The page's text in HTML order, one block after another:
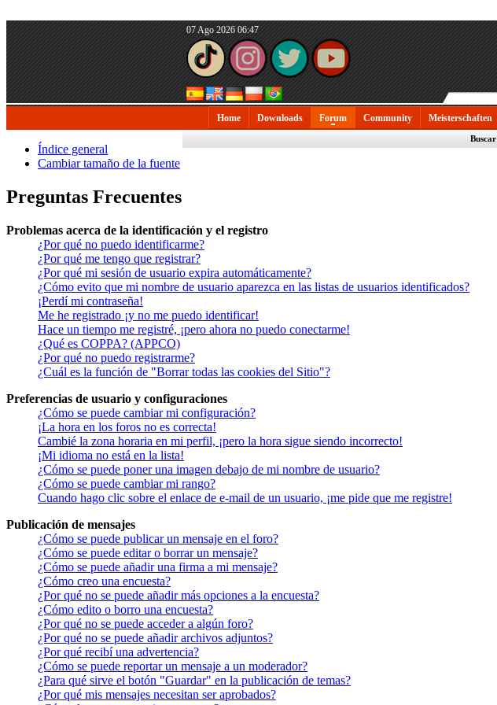
07 Ago 2026 06:47
Home Downloads Forum Community Meisterschaften
Buscar
Índice general
Cambiar tamaño de la fuente
Preguntas Frecuentes
Problemas acerca de la identificación y el registro
¿Por qué no puedo identificarme?
¿Por qué me tengo que registrar?
¿Por qué mi sesión de usuario expira automáticamente?
¿Cómo evito que mi nombre de usuario aparezca en las listas de usuarios identificados?
¡Perdí mi contraseña!
Me he registrado ¡y no me puedo identificar!
Hace un tiempo me registré, ¡pero ahora no puedo conectarme!
¿Qué es COPPA? (APPCO)
¿Por qué no puedo registrarme?
¿Cuál es la función de "Borrar todas las cookies del Sitio"?
Preferencias de usuario y configuraciones
¿Cómo se puede cambiar mi configuración?
¡La hora en los foros no es correcta!
Cambié la zona horaria en mi perfil, ¡pero la hora sigue siendo incorrecto!
¡Mi idioma no está en la lista!
¿Cómo se puede poner una imagen debajo de mi nombre de usuario?
¿Cómo se puede cambiar mi rango?
Cuando hago clic sobre el enlace de e-mail de un usuario, ¡me pide que me registre!
Publicación de mensajes
¿Cómo se puede publicar un mensaje en el foro?
¿Cómo se puede editar o borrar un mensaje?
¿Cómo se puede añadir una firma a mi mensaje?
¿Cómo creo una encuesta?
¿Por qué no se puede añadir más opciones a la encuesta?
¿Cómo edito o borro una encuesta?
¿Por qué no se puede acceder a algún foro?
¿Por qué no se puede añadir archivos adjuntos?
¿Por qué recibí una advertencia?
¿Cómo se puede reportar un mensaje a un moderador?
¿Para qué sirve el botón "Guardar" en la publicación de temas?
¿Por qué mis mensajes necesitan ser aprobados?